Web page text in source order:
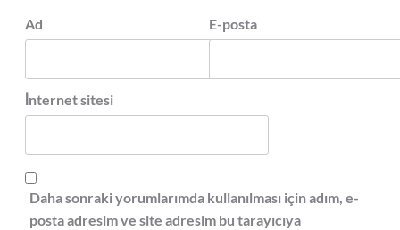
Ad E-posta
İnternet sitesi
Daha sonraki yorumlarımda kullanılması için adım, e-
posta adresim ve site adresim bu tarayıcıya